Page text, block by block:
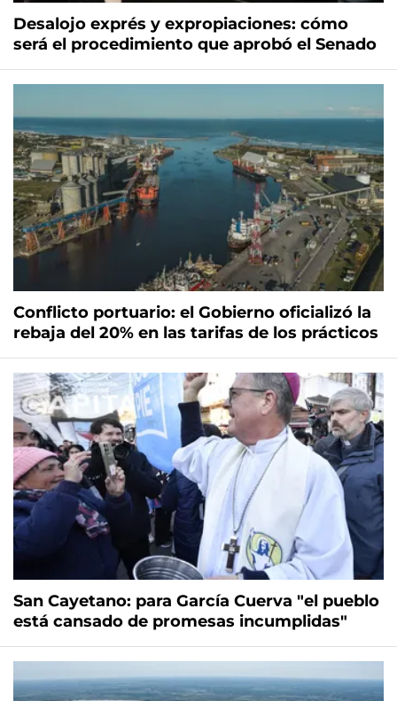
Desalojo exprés y expropiaciones: cómo
será el procedimiento que aprobó el Senado
Conflicto portuario: el Gobierno oficializó la
rebaja del 20% en las tarifas de los prácticos
San Cayetano: para García Cuerva "el pueblo
está cansado de promesas incumplidas"